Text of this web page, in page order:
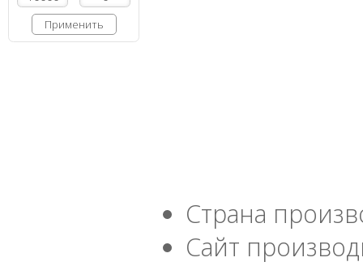
Применить
Страна
Сайт